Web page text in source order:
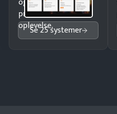
professionel
oplevelse.
Se 25 systemer